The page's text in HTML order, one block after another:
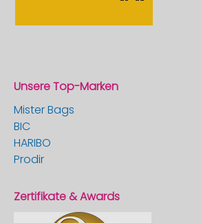
Unsere Top-Marken
Mister Bags
BIC
HARIBO
Prodir
Zertifikate & Awards